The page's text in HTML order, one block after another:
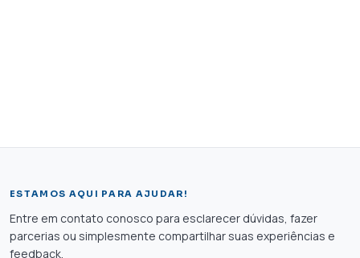
ESTAMOS AQUI PARA AJUDAR!
Entre em contato conosco para esclarecer dúvidas, fazer
parcerias ou simplesmente compartilhar suas experiências e
feedback.